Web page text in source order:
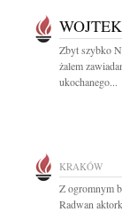
Zbyt szybko
żalem
ukochanego...
KRAKÓW
Z ogromnym
Radwan